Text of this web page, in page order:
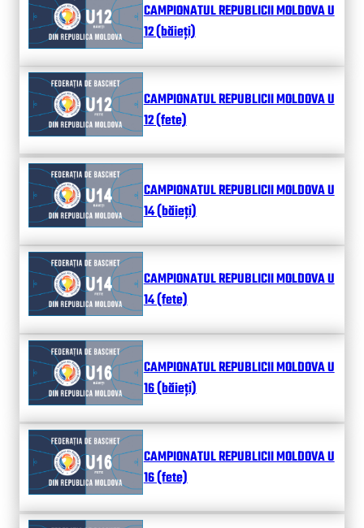
CAMPIONATUL REPUBLICII MOLDOVA U
12 (băieți)
CAMPIONATUL REPUBLICII MOLDOVA U
12 (fete)
CAMPIONATUL REPUBLICII MOLDOVA U
14 (băieți)
CAMPIONATUL REPUBLICII MOLDOVA U
14 (fete)
CAMPIONATUL REPUBLICII MOLDOVA U
16 (băieți)
CAMPIONATUL REPUBLICII MOLDOVA U
16 (fete)